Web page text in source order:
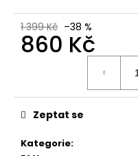
1 399 Kč –38 %
860 Kč
Kategorie:
Zeptat se
DÁMSKÉ
CELOKOŽENÉ
SANDÁLY
NA
BRINKMANN
710221-
08
699